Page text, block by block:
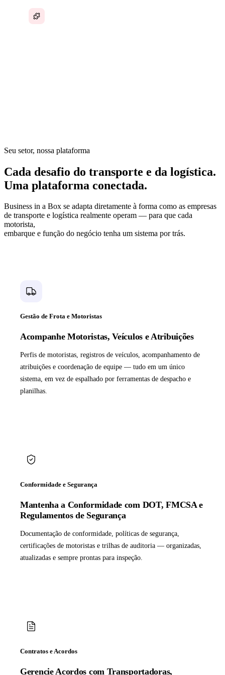
Seu setor, nossa plataforma
Cada desafio do transporte e da logística.
Uma plataforma conectada.
Business in a Box se adapta diretamente à forma como as empresas
de transporte e logística realmente operam — para que cada
motorista,
embarque e função do negócio tenha um sistema por trás.
Gestão de Frota e Motoristas
Acompanhe Motoristas, Veículos e Atribuições
Perfis de motoristas, registros de veículos, acompanhamento de
atribuições e coordenação de equipe — tudo em um único
sistema, em vez de espalhado por ferramentas de despacho e
planilhas.
Conformidade e Segurança
Mantenha a Conformidade com DOT, FMCSA e
Regulamentos de Segurança
Documentação de conformidade, políticas de segurança,
certificações de motoristas e trilhas de auditoria — organizadas,
atualizadas e sempre prontas para inspeção.
Contratos e Acordos
Gerencie Acordos com Transportadoras,